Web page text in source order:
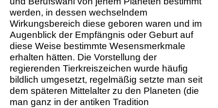
werden, in dessen wechselndem
Wirkungsbereich diese geboren waren und im
Augenblick der Empfängnis oder Geburt auf
diese Weise bestimmte Wesensmerkmale
erhalten hätten. Die Vorstellung der
regierenden Tierkreiszeichen wurde häufig
bildlich umgesetzt, regelmäßig setzte man seit
dem späteren Mittelalter zu den Planeten (die
man ganz in der antiken Tradition